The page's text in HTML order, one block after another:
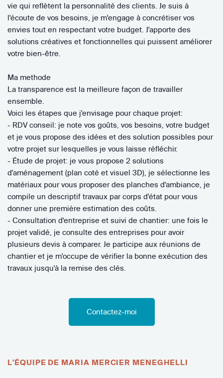
vie qui reflètent la personnalité des clients. Je suis à
l'écoute de vos besoins, je m'engage à concrétiser vos
envies tout en respectant votre budget. J'apporte des
solutions créatives et fonctionnelles qui puissent améliorer
votre bien-être.
Ma methode
La transparence est la meilleure façon de travailler
ensemble.
Voici les étapes que j'envisage pour chaque projet:
- RDV conseil: je note vos goûts, vos besoins, votre budget
et je vous propose des idées et des solution possibles pour
votre projet sur lesquelles je vous laisse réfléchir.
- Étude de projet: je vous propose 2 solutions
d'aménagement (plan coté et visuel 3D), je sélectionne les
matériaux pour vous proposer des planches d'ambiance, je
compile un descriptif travaux par corps d'état pour vous
donner une première estimation des coûts.
- Consultation d'entreprise et suivi de chantier: une fois le
projet validé, je consulte des entreprises pour avoir
plusieurs devis à comparer. Je participe aux réunions de
chantier et je m'occupe de vérifier la bonne exécution des
travaux jusqu'à la remise des clés.
Contactez-moi
L'ÉQUIPE DE MARIA MERCIER MENEGHELLI